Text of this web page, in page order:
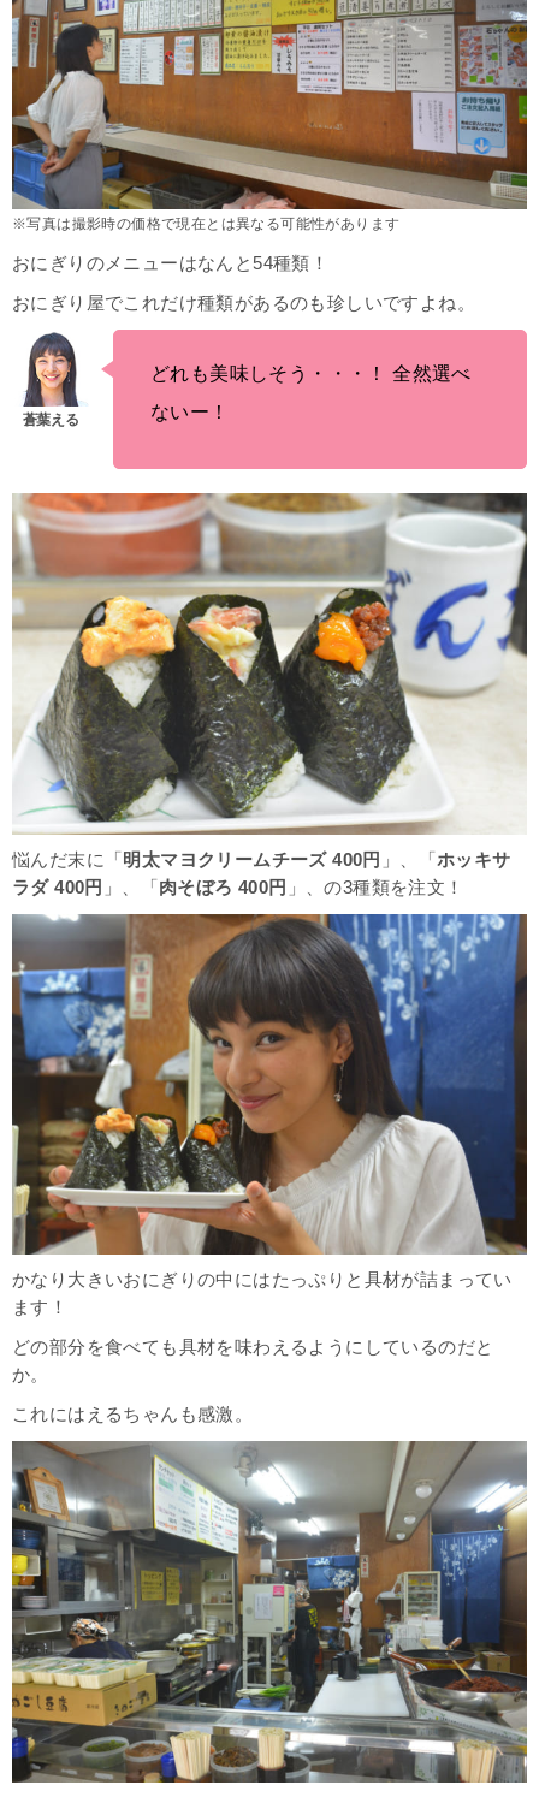
※写真は撮影時の価格で現在とは異なる可能性があります
おにぎりのメニューはなんと54種類！
おにぎり屋でこれだけ種類があるのも珍しいですよね。
どれも美味しそう・・・！ 全然選べ
ないー！
悩んだ末に「 明太マヨクリームチーズ 400円 」、「ホッキサ
ラダ 400円 」、「 肉そぼろ 400円 」、の3種類を注文！
かなり大きいおにぎりの中にはたっぷりと具材が詰まってい
ます！
どの部分を食べても具材を味わえるようにしているのだと
か。
これにはえるちゃんも感激。